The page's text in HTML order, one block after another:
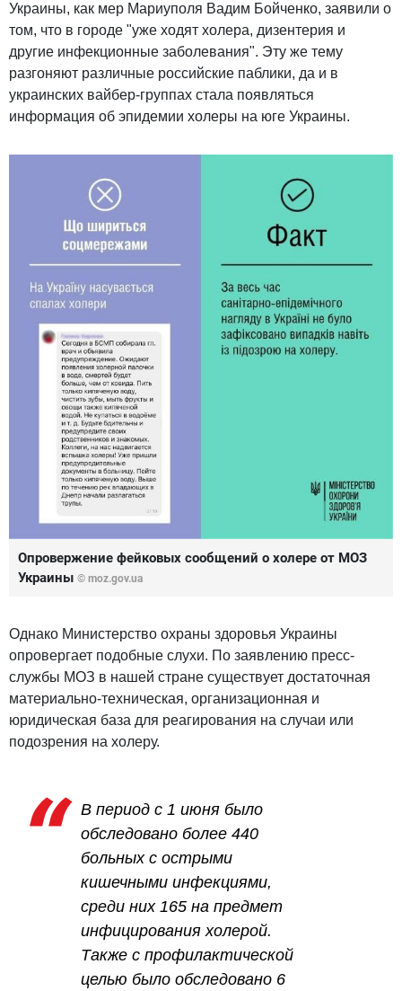
Украины, как мер Мариуполя Вадим Бойченко, заявили о
том, что в городе "уже ходят холера, дизентерия и
другие инфекционные заболевания". Эту же тему
разгоняют различные российские паблики, да и в
украинских вайбер-группах стала появляться
информация об эпидемии холеры на юге Украины.
Опровержение фейковых сообщений о холере от МОЗ
Украины © moz.gov.ua
Однако Министерство охраны здоровья Украины
опровергает подобные слухи. По заявлению пресс-
службы МОЗ в нашей стране существует достаточная
материально-техническая, организационная и
юридическая база для реагирования на случаи или
подозрения на холеру.
В период с 1 июня было
обследовано более 440
больных с острыми
кишечными инфекциями,
среди них 165 на предмет
инфицирования холерой.
Также с профилактической
целью было обследовано 6